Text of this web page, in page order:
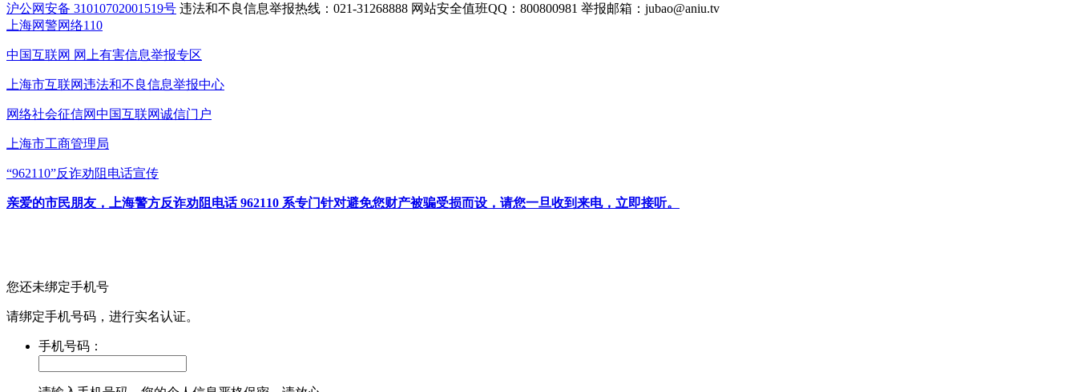
沪公网安备 31010702001519号 违法和不良信息举报热线：021-31268888 网站安全值班QQ：800800981 举报邮箱： jubao@aniu.tv
上海网警网络110
中国互联网 网上有害信息举报专区
上海市互联网违法和不良信息举报中心
网络社会征信网中国互联网诚信门户
上海市工商管理局
“962110”反诈劝阻电话宣传
亲爱的市民朋友，上海警方反诈劝阻电话 962110 系专门针对避免您财产被骗受损而设，请您一旦收到来电，立即接听。
您还未绑定手机号
请绑定手机号码，进行实名认证。
手机号码：